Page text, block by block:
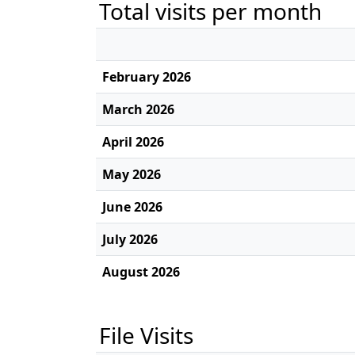
Total visits per month
February 2026
March 2026
April 2026
May 2026
June 2026
July 2026
August 2026
File Visits